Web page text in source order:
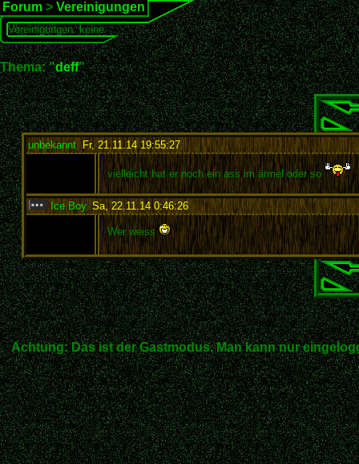
Forum > Vereinigungen
Vereinigungen: keine
Thema: "deff"
unbekannt,Fr, 21.11.14 19:55:27:
vielleicht hat er noch ein ass im ärmel oder so
Ice Boy, Sa, 22.11.14 0:46:26:
Wer weiss
Achtung: Das ist der Gastmodus. Man kann nur